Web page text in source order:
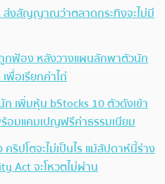
งสัญญาณว่าตลาดกระทิงจะไม่มี
กฟ้อง หลังวางแผนลักพาตัวนัก
พื่อเรียกค่าไถ่
เพิ่มหุ้น bStocks 10 ตัวดังเข้า
อมแคมเปญฟรีค่าธรรมเนียม
ริปโตจะไม่เป็นไร แม้สัปดาห์นี้ร่าง
Act จะโหวตไม่ผ่าน